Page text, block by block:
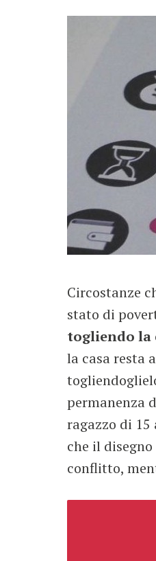
Circostanze
stato di
togliendo la
la casa resta
permanenza
ragazzo di
che il
conflitto,